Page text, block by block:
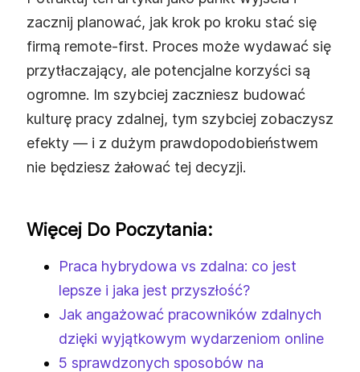
zacznij planować, jak krok po kroku stać się
firmą remote‑first. Proces może wydawać się
przytłaczający, ale potencjalne korzyści są
ogromne. Im szybciej zaczniesz budować
kulturę pracy zdalnej, tym szybciej zobaczysz
efekty — i z dużym prawdopodobieństwem
nie będziesz żałować tej decyzji.
Więcej Do Poczytania:
Praca hybrydowa vs zdalna: co jest
lepsze i jaka jest przyszłość?
Jak angażować pracowników zdalnych
dzięki wyjątkowym wydarzeniom online
5 sprawdzonych sposobów na